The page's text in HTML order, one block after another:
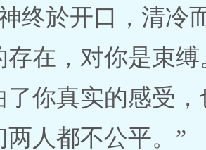
终於开口，清冷
存在，对你是束缚
了你真实的感受
两人都不公平。”